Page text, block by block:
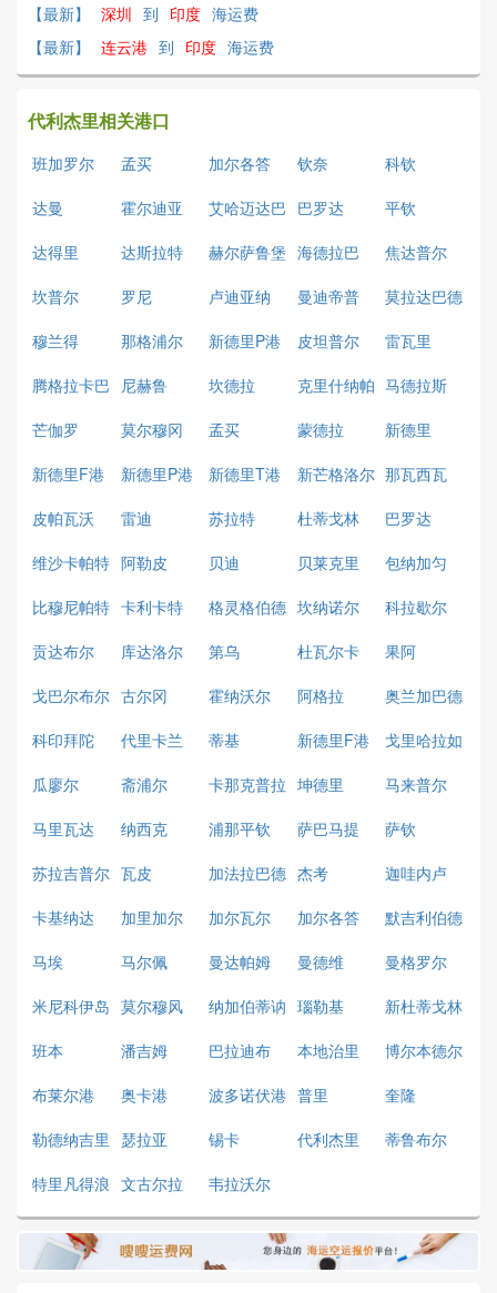
【最新】
深圳 到 印度 海运费
【最新】
连云港 到 印度 海运费
代利杰里相关港口
班加罗尔 孟买 加尔各答 钦奈
科钦
达曼
霍尔迪亚
艾哈迈达巴
德
巴罗达
平钦
达得里
达斯拉特 赫尔萨鲁堡 海德拉巴
焦达普尔
坎普尔
罗尼 卢迪亚纳 曼迪帝普
莫拉达巴德
穆兰得
那格浦尔 新德里P港 皮坦普尔
雷瓦里
腾格拉卡巴
德
尼赫鲁 坎德拉
克里什纳帕
特南
马德拉斯
芒伽罗
莫尔穆冈 孟买 蒙德拉
新德里
新德里F港
新德里P港 新德里T港 新芒格洛尔 那瓦西瓦
皮帕瓦沃
雷迪 苏拉特 杜蒂戈林
巴罗达
维沙卡帕特
南
阿勒皮 贝迪 贝莱克里
包纳加匀
比穆尼帕特 卡利卡特
格灵格伯德
讷姆
坎纳诺尔
科拉歇尔
贡达布尔
库达洛尔 第乌 杜瓦尔卡
果阿
戈巴尔布尔 古尔冈 霍纳沃尔 阿格拉
奥兰加巴德
科印拜陀
代里卡兰 蒂基 新德里F港
戈里哈拉如
瓜廖尔
斋浦尔 卡那克普拉 坤德里
马来普尔
马里瓦达
纳西克 浦那平钦 萨巴马提
萨钦
苏拉吉普尔 瓦皮 加法拉巴德 杰考
迦哇内卢
卡基纳达
加里加尔 加尔瓦尔 加尔各答
默吉利伯德
讷姆
马埃 马尔佩 曼达帕姆 曼德维
曼格罗尔
米尼科伊岛 莫尔穆风
纳加伯蒂讷 瑙勒基
新杜蒂戈林
班本
潘吉姆 巴拉迪布 本地治里
博尔本德尔
布莱尔港
奥卡港 波多诺伏港 普里
奎隆
勒德纳吉里
瑟拉亚 锡卡 代利杰里
蒂鲁布尔
特里凡得浪 文古尔拉 韦拉沃尔